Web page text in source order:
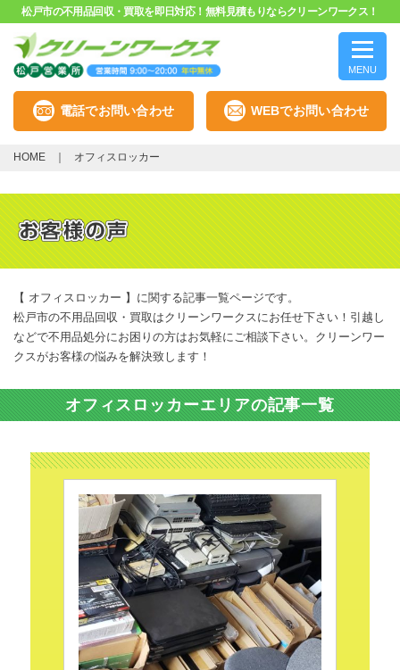
松戸市の不用品回収・買取を即日対応！無料見積もりならクリーンワークス！
MENU
電話でお問い合わせ WEBでお問い合わせ
HOME オフィスロッカー
【 オフィスロッカー 】に関する記事一覧ページです。
松戸市の不用品回収・買取はクリーンワークスにお任せ下さい！引越し
などで不用品処分にお困りの方はお気軽にご相談下さい。クリーンワー
クスがお客様の悩みを解決致します！
オフィスロッカーエリアの記事一覧